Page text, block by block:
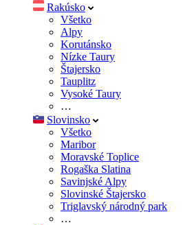
Rakúsko
Všetko
Alpy
Korutánsko
Nízke Taury
Štajersko
Tauplitz
Vysoké Taury
…
Slovinsko
Všetko
Maribor
Moravské Toplice
Rogaška Slatina
Savinjské Alpy
Slovinské Štajersko
Triglavský národný park
…